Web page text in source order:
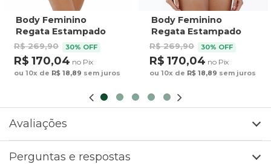
Body Feminino
Regata Estampado
Tucanos Tela
Bordada
R$ 269,90 30% OFF
R$ 170,04 no Pix
ou 10x de R$ 18,89 sem juros
Body Feminino
Regata Estampado
Arara Brasil Cores
R$ 269,90 30% OFF
R$ 170,04 no Pix
ou 10x de R$ 18,89 sem juros
Avaliações
Perguntas e respostas